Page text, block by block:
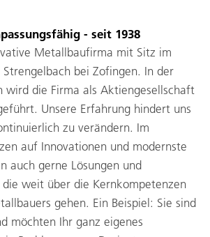
- seit 1938
Metallbaufirma mit Sitz im
bei Zofingen. In der
wird die Firma als Aktiengesellschaft
Unsere Erfahrung hindert uns
zu verändern. Im
auf Innovationen und modernste
auch gerne Lösungen und
weit über die Kernkompetenzen
gehen. Ein Beispiel: Sie sind
möchten Ihr ganz eigenes